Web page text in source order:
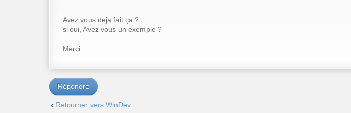
SQLDéconnecte()
Avez vous deja fait ça ?
si oui, Avez vous un exemple ?
Merci
Répondre
Retourner vers WinDev